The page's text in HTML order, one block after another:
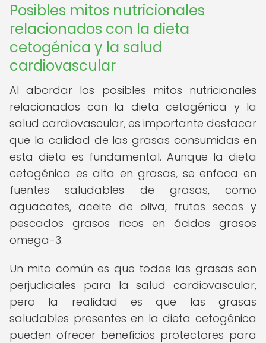
Posibles mitos nutricionales
relacionados con la dieta
cetogénica y la salud
cardiovascular
Al abordar los posibles mitos nutricionales
relacionados con la dieta cetogénica y la
salud cardiovascular, es importante destacar
que la calidad de las grasas consumidas en
esta dieta es fundamental. Aunque la dieta
cetogénica es alta en grasas, se enfoca en
fuentes saludables de grasas, como
aguacates, aceite de oliva, frutos secos y
pescados grasos ricos en ácidos grasos
omega-3.
Un mito común es que todas las grasas son
perjudiciales para la salud cardiovascular,
pero la realidad es que las grasas
saludables presentes en la dieta cetogénica
pueden ofrecer beneficios protectores para